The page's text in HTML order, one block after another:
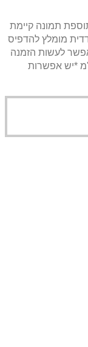
תמונה קיימת
/ דו-צדדית מומלץ להדפיס
צבעים *אפשר לעשות הזמנה
למעטפות בגודל: 16*11 ס"מ *יש אפשרות